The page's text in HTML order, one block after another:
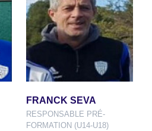
FRANCK SEVA
RESPONSABLE PRÉ-
FORMATION (U14-U18)